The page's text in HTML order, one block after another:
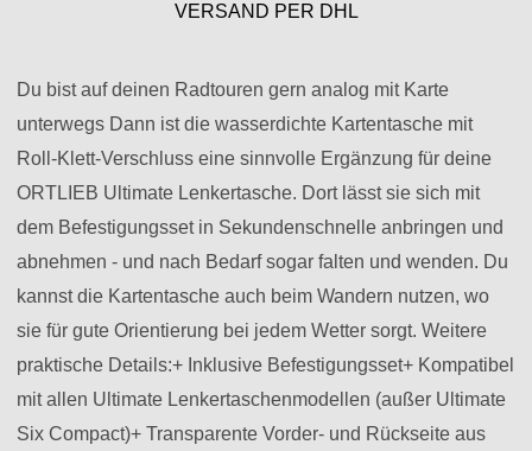
VERSAND PER DHL
Du bist auf deinen Radtouren gern analog mit Karte
unterwegs Dann ist die wasserdichte Kartentasche mit
Roll-Klett-Verschluss eine sinnvolle Ergänzung für deine
ORTLIEB Ultimate Lenkertasche. Dort lässt sie sich mit
dem Befestigungsset in Sekundenschnelle anbringen und
abnehmen - und nach Bedarf sogar falten und wenden. Du
kannst die Kartentasche auch beim Wandern nutzen, wo
sie für gute Orientierung bei jedem Wetter sorgt. Weitere
praktische Details:+ Inklusive Befestigungsset+ Kompatibel
mit allen Ultimate Lenkertaschenmodellen (außer Ultimate
Six Compact)+ Transparente Vorder- und Rückseite aus